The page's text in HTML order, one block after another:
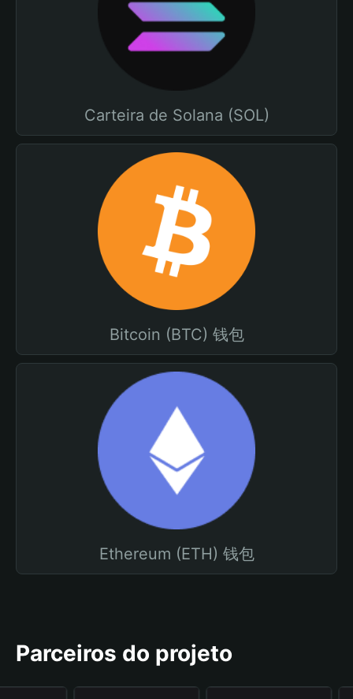
Carteira de Solana (SOL)
Bitcoin (BTC) 钱包
Ethereum (ETH) 钱包
Parceiros do projeto